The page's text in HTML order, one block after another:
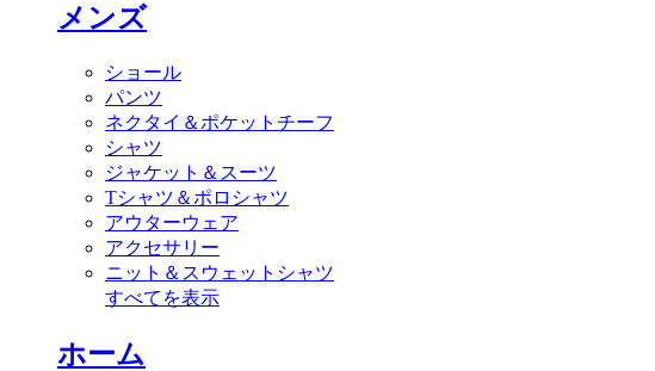
メンズ
ショール
パンツ
ネクタイ＆ポケットチーフ
シャツ
ジャケット＆スーツ
Tシャツ＆ポロシャツ
アウターウェア
アクセサリー
ニット＆スウェットシャツ
すべてを表示
ホーム